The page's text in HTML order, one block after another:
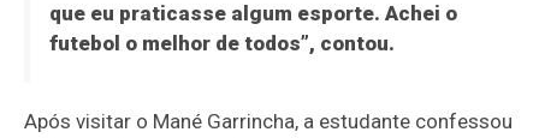
que eu praticasse algum esporte. Achei o
futebol o melhor de todos”, contou.
Após visitar o Mané Garrincha, a estudante confessou